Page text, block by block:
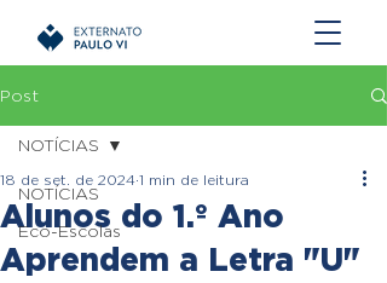
Post
NOTÍCIAS
Eco-Escolas
NOTÍCIAS
Alunos do 1.º Ano
Aprendem a Letra "U"
18 de set. de 2024 1 min de leitura